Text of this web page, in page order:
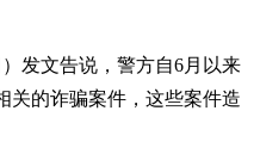
发文告说，警方自6月以来
关的诈骗案件，这些案件造